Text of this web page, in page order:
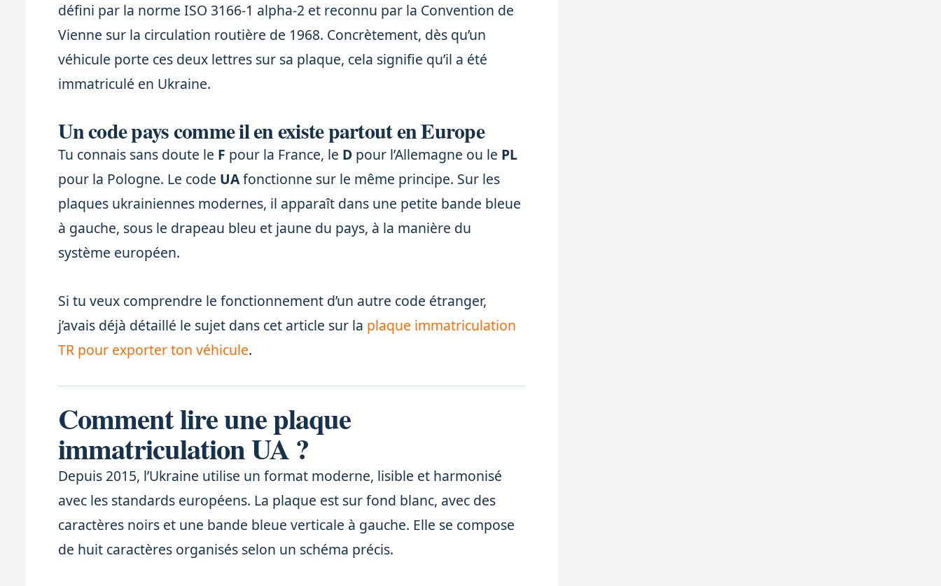
défini par la norme ISO 3166-1 alpha-2 et reconnu par la Convention de
Vienne sur la circulation routière de 1968. Concrètement, dès qu’un
véhicule porte ces deux lettres sur sa plaque, cela signifie qu’il a été
immatriculé en Ukraine.
Un code pays comme il en existe partout en Europe
Tu connais sans doute le F pour la France, le D pour l’Allemagne ou le PL
pour la Pologne. Le code UAfonctionne sur le même principe. Sur les
plaques ukrainiennes modernes, il apparaît dans une petite bande bleue
à gauche, sous le drapeau bleu et jaune du pays, à la manière du
système européen.
Si tu veux comprendre le fonctionnement d’un autre code étranger,
j’avais déjà détaillé le sujet dans cet article sur la plaque immatriculation
TR pour exporter ton véhicule.
Comment lire une plaque
immatriculation UA ?
Depuis 2015, l’Ukraine utilise un format moderne, lisible et harmonisé
avec les standards européens. La plaque est sur fond blanc, avec des
caractères noirs et une bande bleue verticale à gauche. Elle se compose
de huit caractères organisés selon un schéma précis.